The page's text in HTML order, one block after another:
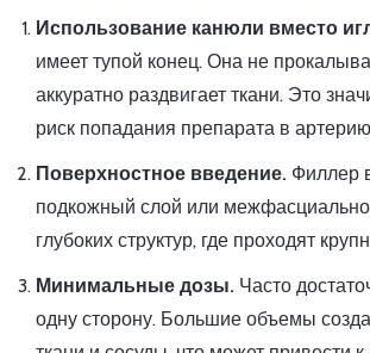
Использование канюли вместо
имеет тупой конец. Она не
аккуратно раздвигает ткани. Это
риск попадания препарата в
Поверхностное введение. Филлер
подкожный слой или
глубоких структур, где проходят
Минимальные дозы. Часто
одну сторону. Большие объемы